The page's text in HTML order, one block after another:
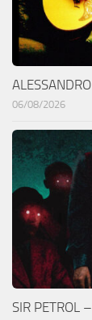
06/08/2026
SIR PETROL